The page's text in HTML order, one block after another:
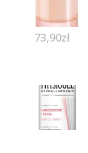
73,90zł